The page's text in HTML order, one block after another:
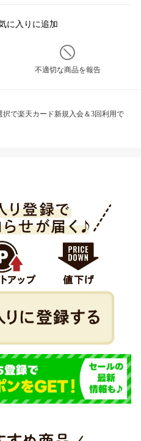
に入りに追加
不適切な商品を報告
択で楽天カード新規入会＆3回利用で